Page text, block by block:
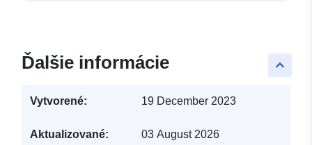
keyboard_arrow_up
Ďalšie informácie
Vytvorené: 19 December 2023
Aktualizované: 03 August 2026